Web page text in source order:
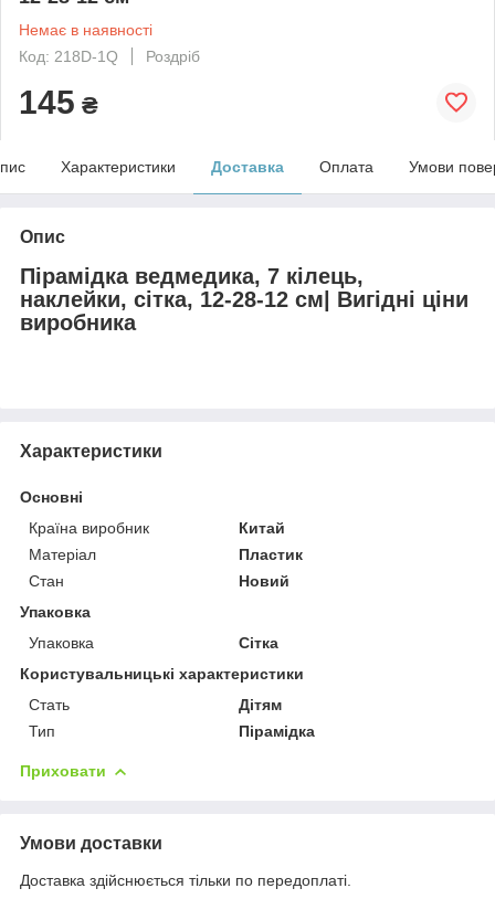
Немає в наявності
Код: 218D-1Q
Роздріб
145 ₴
Характеристики Доставка Оплата Умови
Опис
Пірамідка ведмедика, 7 кілець,
наклейки, сітка, 12-28-12 см| Вигідні ціни
виробника
Характеристики
Основні
Країна виробник
Китай
Матеріал
Пластик
Стан
Новий
Упаковка
Упаковка
Сітка
Користувальницькі характеристики
Стать
Дітям
Тип
Пірамідка
Приховати
Умови доставки
Доставка здійснюється тільки по передоплаті.